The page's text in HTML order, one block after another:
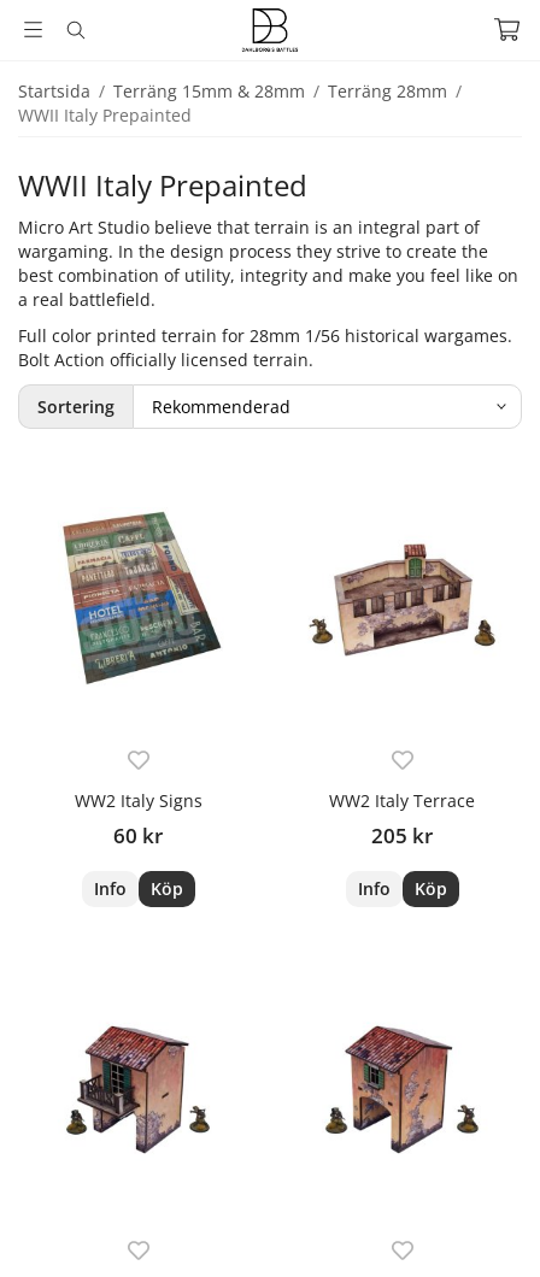
Startsida / Terräng 15mm & 28mm / Terräng 28mm /
WWII Italy Prepainted
WWII Italy Prepainted
Micro Art Studio believe that terrain is an integral part of
wargaming. In the design process they strive to create the
best combination of utility, integrity and make you feel like on
a real battlefield.
Full color printed terrain for 28mm 1/56 historical wargames.
Bolt Action officially licensed terrain.
Sortering
WW2 Italy Signs
60 kr
Info Köp
WW2 Italy Terrace
205 kr
Info Köp